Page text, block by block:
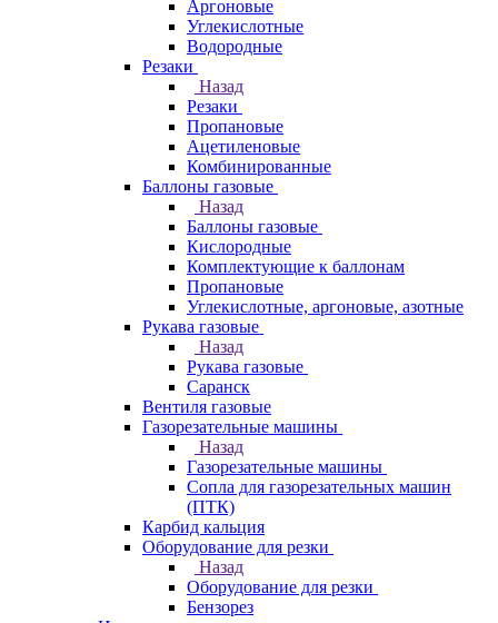
Аргоновые
Углекислотные
Водородные
Резаки
Назад
Резаки
Пропановые
Ацетиленовые
Комбинированные
Баллоны газовые
Назад
Баллоны газовые
Кислородные
Комплектующие к баллонам
Пропановые
Углекислотные, аргоновые, азотные
Рукава газовые
Назад
Рукава газовые
Саранск
Вентиля газовые
Газорезательные машины
Назад
Газорезательные машины
Сопла для газорезательных машин
(ПТК)
Карбид кальция
Оборудование для резки
Назад
Оборудование для резки
Бензорез